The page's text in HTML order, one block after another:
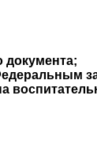
документа;